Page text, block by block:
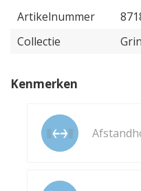
Artikelnummer
Collectie
Kenmerken